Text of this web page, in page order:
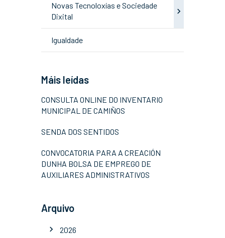
Novas Tecnoloxías e Sociedade
Dixital
Igualdade
Máis leídas
CONSULTA ONLINE DO INVENTARIO
MUNICIPAL DE CAMIÑOS
SENDA DOS SENTIDOS
CONVOCATORIA PARA A CREACIÓN
DUNHA BOLSA DE EMPREGO DE
AUXILIARES ADMINISTRATIVOS
Arquivo
2026